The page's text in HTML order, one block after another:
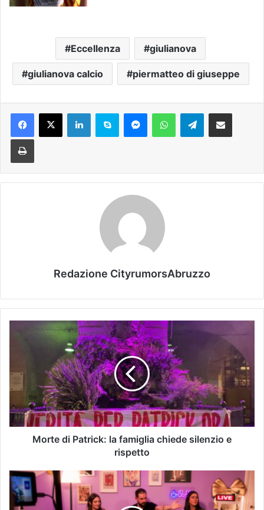
Eccellenza giulianova
giulianova calcio piermatteo di giuseppe
Telegram
Redazione CityrumorsAbruzzo
Morte di Patrick: la famiglia chiede silenzio e
rispetto